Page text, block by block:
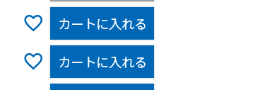
カートに入れる
カートに入れる